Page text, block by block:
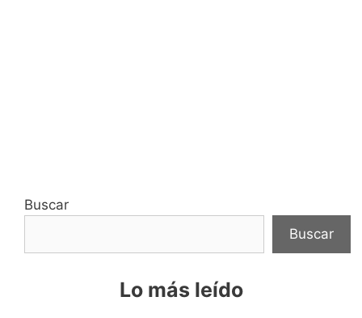
Buscar
Buscar
Lo más leído